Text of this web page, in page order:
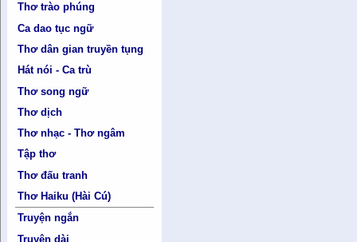
Thơ trào phúng
Ca dao tục ngữ
Thơ dân gian truyền tụng
Hát nói - Ca trù
Thơ song ngữ
Thơ dịch
Thơ nhạc - Thơ ngâm
Tập thơ
Thơ đấu tranh
Thơ Haiku (Hài Cú)
Truyện ngắn
Truyện dài